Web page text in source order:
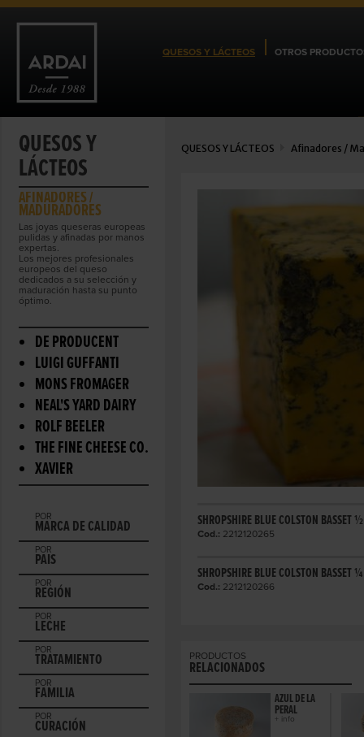
QUESOS Y LÁCTEOS OTROS
QUESOS Y
LÁCTEOS
AFINADORES /
MADURADORES
Las joyas queseras europeas
pulidas y afinadas por manos
expertas.
Los mejores profesionales
europeos del queso
dedicados a su selección y
maduración hasta su punto
óptimo.
DE PRODUCENT
LUIGI GUFFANTI
MONS FROMAGER
NEAL'S YARD DAIRY
ROLF BEELER
THE FINE CHEESE CO.
XAVIER
POR
MARCA DE CALIDAD
POR
PAIS
POR
REGIÓN
POR
LECHE
POR
TRATAMIENTO
POR
FAMILIA
POR
CURACIÓN
QUESOS Y LÁCTEOS Afinadores /
SHROPSHIRE BLUE COLSTON BASSET
Cod.: 2212120265
SHROPSHIRE BLUE COLSTON BASSET
Cod.: 2212120266
PRODUCTOS
RELACIONADOS
AZUL DE LA
PERAL
+ info